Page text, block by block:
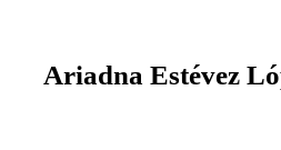
Ariadna Estévez